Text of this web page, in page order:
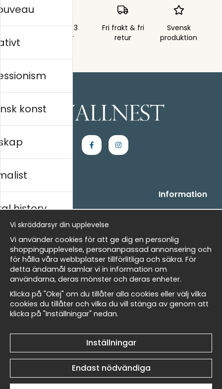
Skickas inom 3
arbetsdagar
Fri frakt & fri
retur
Svensk
produktion
Handla
- När du handlar hos oss
- Returer och återbetalningar
- Leverans - enkelt, snabbt &amp; gratis
- Cookies på Wallnest
- Här hittar du dina sparade favoriter
Information
Nyhetsbrev
Få våra bästa erbjudanden och nyheter!
postadress
© 2026 Wallnest
konst
history
Vi skräddarsyr din upplevelse
Vi använder cookies för att ge dig en personlig
shoppingupplevelse, personanpassad annonsering och
för hålla våra webbplatser tillförlitliga och säkra. För
detta ändamål samlar vi in information om
användarna, deras mönster och deras enheter.
Klicka på "Okej" om du tillåter alla cookies eller välj vilka
cookies du tillåter och vilka du vill stänga av genom att
klicka på "Inställningar" nedan.
Inställningar
Endast nödvändiga